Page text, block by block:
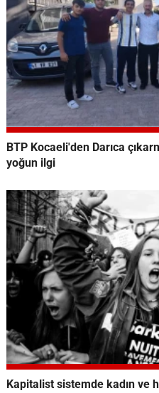
BTP Kocaeli'den Darıca
yoğun ilgi
Kapitalist sistemde kadın ve